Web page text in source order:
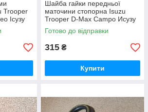
Trooper
Ісузу
Родео
Шайба гайки передньої
маточини стопорна Isuzu
Trooper D-Max Campo Исузу
Ісузу Трупер Д-Макс Кампо
Готово до відправки
315 ₴
Купити